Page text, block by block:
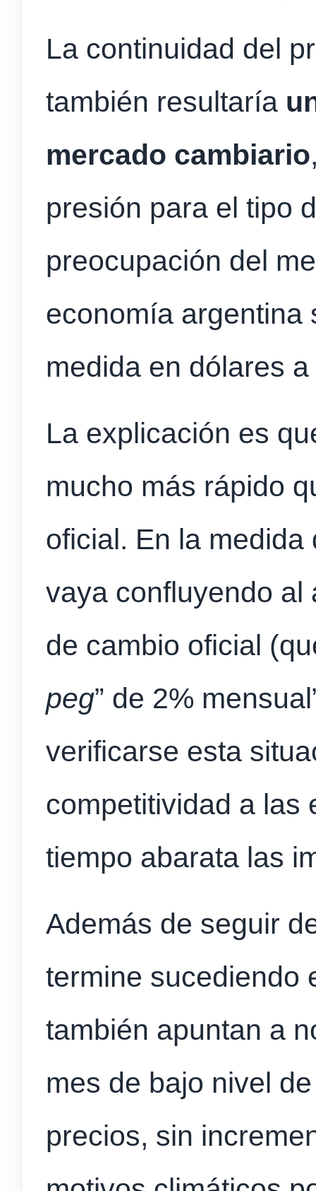
La continuidad del
también resultaría
mercado cambiario
presión para el tipo
preocupación del
economía argentina
medida en dólares
La explicación es
mucho más rápido
oficial. En la
vaya confluyendo al
de cambio oficial
peg” de 2%
verificarse esta
competitividad a las
tiempo abarata las
Además de seguir
termine sucediendo
también apuntan a
mes de bajo nivel
precios, sin